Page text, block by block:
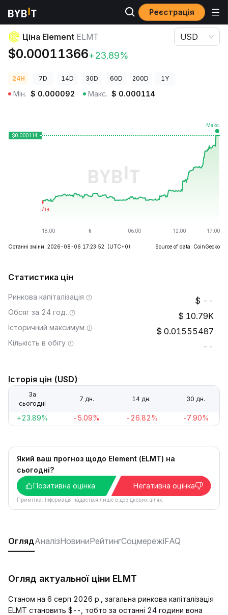
Реєстрація
Ціни криптовалют Ціна Element ELMT
Ціна Element ELMT
$0.00011366+23.89%
USD
24H 7D 14D 30D 60D 200D 1Y
Мін. $ 0.000092 Макс. $ 0.000114
Останні зміни: 2026-08-06 17:23:52. (UTC+0) Source of data: CoinGecko
Статистика цін
Ринкова капіталізація --
Обсяг за 24 год. 10.79K
Історичний максимум 0.01555487
Кількість в обігу --
Історія цін (USD)
За
сьогодні
7 дн. 14 дн. 30 дн.
+23.89% -5.09% -26.82% -7.90%
Який ваш прогноз щодо Element (ELMT) на
сьогодні?
Позитивна оцінка
Негативна оцінка
Примітка. Інформація надається лише в довідкових цілях.
ОглядАналізНовиниРейтингСоцмережіFAQ
Огляд актуальної ціни ELMT
Станом на 6 серп 2026 р., загальна ринкова капіталізація
ELMT становить $--, тобто за останні 24 години вона